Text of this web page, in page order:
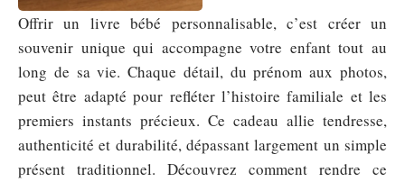
Offrir un livre bébé personnalisable, c’est créer un
souvenir unique qui accompagne votre enfant tout au
long de sa vie. Chaque détail, du prénom aux photos,
peut être adapté pour refléter l’histoire familiale et les
premiers instants précieux. Ce cadeau allie tendresse,
authenticité et durabilité, dépassant largement un simple
présent traditionnel. Découvrez comment rendre ce